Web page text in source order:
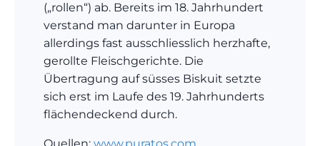
(„rollen“) ab. Bereits im 18. Jahrhundert
verstand man darunter in Europa
allerdings fast ausschliesslich herzhafte,
gerollte Fleischgerichte. Die
Übertragung auf süsses Biskuit setzte
sich erst im Laufe des 19. Jahrhunderts
flächendeckend durch.